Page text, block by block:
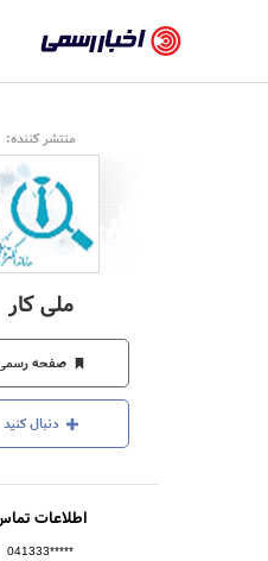
-
تایید
و
منتشر کننده:
ملی کار
صفحه
دنبال کنید
اطلاعات
041333*****